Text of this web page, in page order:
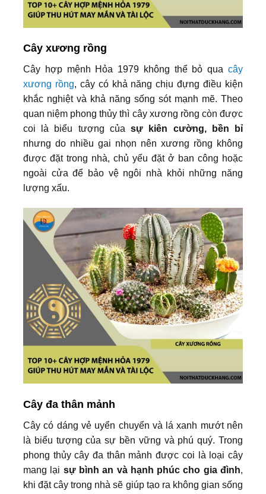
Cây xương rồng
Cây hợp mệnh Hỏa 1979 không thể bỏ qua cây
xương rồng, cây có khả năng chịu đựng điều kiện
khắc nghiệt và khả năng sống sót mạnh mẽ. Theo
quan niệm phong thủy thì cây xương rồng còn được
coi là biểu tượng củasự kiên cường, bền bỉ
nhưng do nhiều gai nhọn nên xương rồng không
được đặt trong nhà, chủ yếu đặt ở ban công hoặc
ngoài cửa để bảo vệ ngôi nhà khỏi những năng
lượng xấu.
Cây đa thân mảnh
Cây có dáng vẻ uyển chuyển và lá xanh mướt nên
là biểu tượng của sự bền vững và phú quý. Trong
phong thủy cây đa thân mảnh được coi là loại cây
mang lại sự bình an và hạnh phúc cho gia đình,
khi đặt cây trong nhà sẽ giúp tạo ra không gian sống